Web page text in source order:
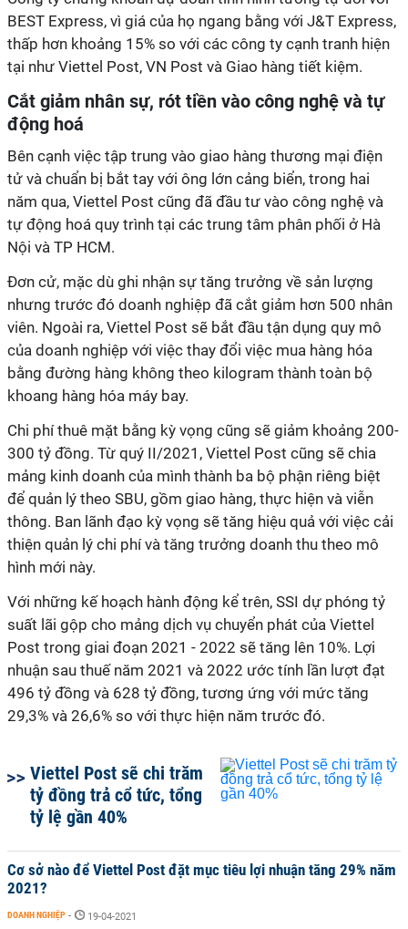
BEST Express, vì giá của họ ngang bằng với J&T Express,
thấp hơn khoảng 15% so với các công ty cạnh tranh hiện
tại như Viettel Post, VN Post và Giao hàng tiết kiệm.
Cắt giảm nhân sự, rót tiền vào công nghệ và tự
động hoá
Bên cạnh việc tập trung vào giao hàng thương mại điện
tử và chuẩn bị bắt tay với ông lớn cảng biển, trong hai
năm qua, Viettel Post cũng đã đầu tư vào công nghệ và
tự động hoá quy trình tại các trung tâm phân phối ở Hà
Nội và TP HCM.
Đơn cử, mặc dù ghi nhận sự tăng trưởng về sản lượng
nhưng trước đó doanh nghiệp đã cắt giảm hơn 500 nhân
viên. Ngoài ra, Viettel Post sẽ bắt đầu tận dụng quy mô
của doanh nghiệp với việc thay đổi việc mua hàng hóa
bằng đường hàng không theo kilogram thành toàn bộ
khoang hàng hóa máy bay.
Chi phí thuê mặt bằng kỳ vọng cũng sẽ giảm khoảng 200-
300 tỷ đồng. Từ quý II/2021, Viettel Post cũng sẽ chia
mảng kinh doanh của mình thành ba bộ phận riêng biệt
để quản lý theo SBU, gồm giao hàng, thực hiện và viễn
thông. Ban lãnh đạo kỳ vọng sẽ tăng hiệu quả với việc cải
thiện quản lý chi phí và tăng trưởng doanh thu theo mô
hình mới này.
Với những kế hoạch hành động kể trên, SSI dự phóng tỷ
suất lãi gộp cho mảng dịch vụ chuyển phát của Viettel
Post trong giai đoạn 2021 - 2022 sẽ tăng lên 10%. Lợi
nhuận sau thuế năm 2021 và 2022 ước tính lần lượt đạt
496 tỷ đồng và 628 tỷ đồng, tương ứng với mức tăng
29,3% và 26,6% so với thực hiện năm trước đó.
Viettel Post sẽ chi trăm
tỷ đồng trả cổ tức, tổng
tỷ lệ gần 40%
Cơ sở nào để Viettel Post đặt mục tiêu lợi nhuận tăng 29% năm
2021?
DOANH NGHIỆP - 19-04-2021